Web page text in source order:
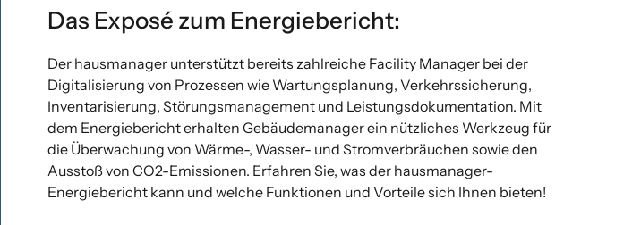
Das Exposé zum Energiebericht:
Der hausmanager unterstützt bereits zahlreiche Facility Manager bei der
Digitalisierung von Prozessen wie Wartungsplanung, Verkehrssicherung,
Inventarisierung, Störungsmanagement und Leistungsdokumentation. Mit
dem Energiebericht erhalten Gebäudemanager ein nützliches Werkzeug für
die Überwachung von Wärme-, Wasser- und Stromverbräuchen sowie den
Ausstoß von CO2-Emissionen. Erfahren Sie, was der hausmanager-
Energiebericht kann und welche Funktionen und Vorteile sich Ihnen bieten!